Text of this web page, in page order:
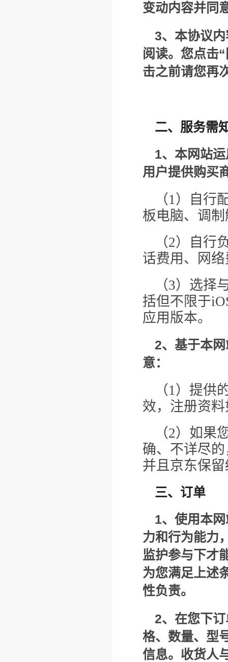
变动内容并同
3、本协议
阅读。您点击
击之前请您再
二、服务需
1、本网站
用户提供购买
（1）自行
板电脑、调
（2）自行
话费用、网
（3）选择
括但不限于
应用版本。
2、基于本
意：
（1）提供
效，注册资
（2）如果
确、不详尽
并且京东保
三、订单
1、使用本
力和行为能力
监护参与下才
为您满足上述
性负责。
2、在您下
格、数量、型
信息。收货人